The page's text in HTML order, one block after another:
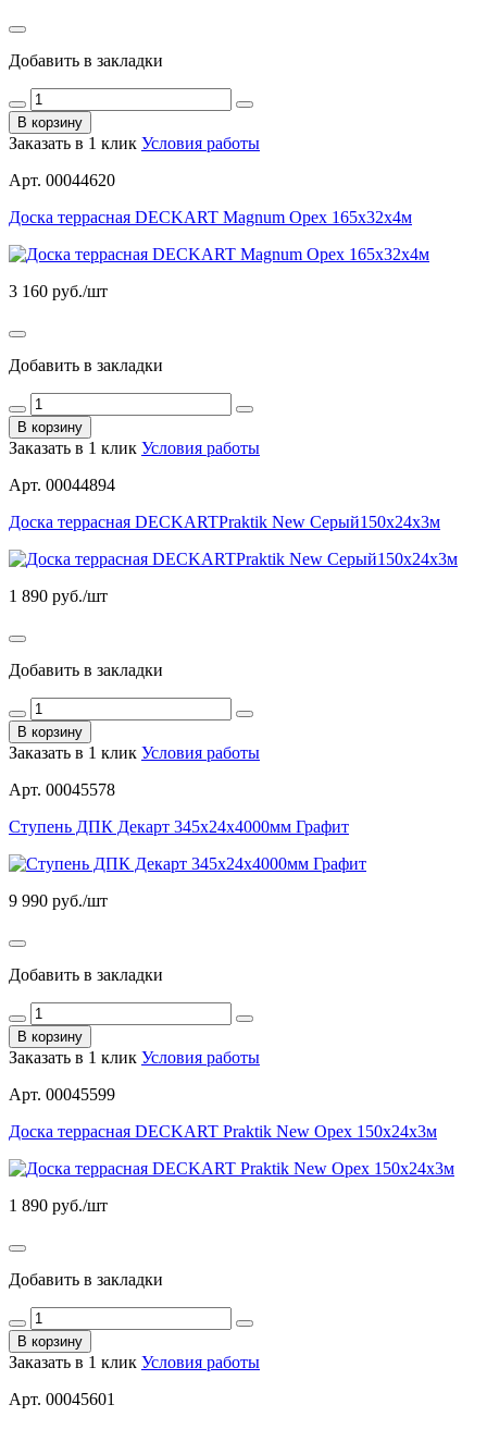
Добавить в закладки
В корзину
Заказать в 1 клик Условия работы
Арт. 00044620
Доска террасная DECKART Magnum Орех 165х32х4м
3 160 руб./шт
Добавить в закладки
В корзину
Заказать в 1 клик Условия работы
Арт. 00044894
Доска террасная DECKARTPraktik New Серый150х24х3м
1 890 руб./шт
Добавить в закладки
В корзину
Заказать в 1 клик Условия работы
Арт. 00045578
Ступень ДПК Декарт 345х24х4000мм Графит
9 990 руб./шт
Добавить в закладки
В корзину
Заказать в 1 клик Условия работы
Арт. 00045599
Доска террасная DECKART Praktik New Орех 150х24х3м
1 890 руб./шт
Добавить в закладки
В корзину
Заказать в 1 клик Условия работы
Арт. 00045601